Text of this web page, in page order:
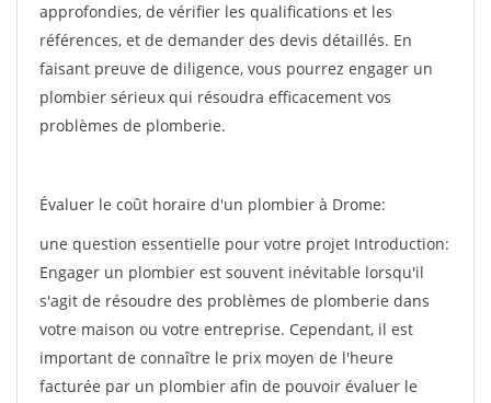
approfondies, de vérifier les qualifications et les
références, et de demander des devis détaillés. En
faisant preuve de diligence, vous pourrez engager un
plombier sérieux qui résoudra efficacement vos
problèmes de plomberie.
Évaluer le coût horaire d'un plombier à Drome:
une question essentielle pour votre projet Introduction:
Engager un plombier est souvent inévitable lorsqu'il
s'agit de résoudre des problèmes de plomberie dans
votre maison ou votre entreprise. Cependant, il est
important de connaître le prix moyen de l'heure
facturée par un plombier afin de pouvoir évaluer le